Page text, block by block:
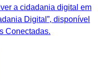
a cidadania digital em
Digital”, disponível
Conectadas.